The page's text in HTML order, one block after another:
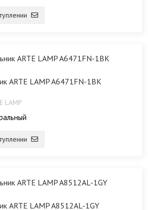
ARTE LAMP A6471FN-1BK
LAMP
ARTE LAMP A8512AL-1GY